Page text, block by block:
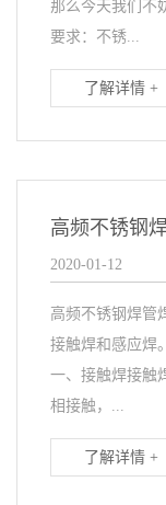
那么今天我们不
要求：不锈...
了解详情 +
高频不锈钢
2020-01-12
高频不锈钢焊管
接触焊和感应焊
一、接触焊接触
相接触，...
了解详情 +